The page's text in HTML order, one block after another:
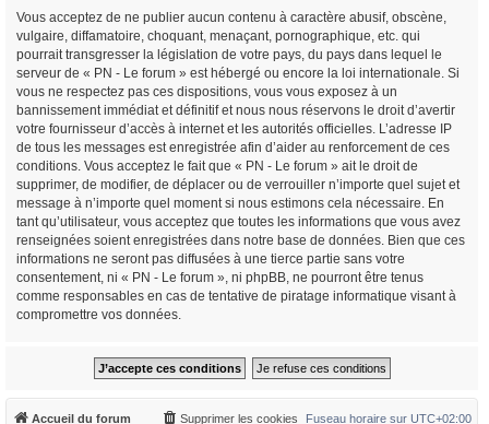
Vous acceptez de ne publier aucun contenu à caractère abusif, obscène,
vulgaire, diffamatoire, choquant, menaçant, pornographique, etc. qui
pourrait transgresser la législation de votre pays, du pays dans lequel le
serveur de « PN - Le forum » est hébergé ou encore la loi internationale. Si
vous ne respectez pas ces dispositions, vous vous exposez à un
bannissement immédiat et définitif et nous nous réservons le droit d’avertir
votre fournisseur d’accès à internet et les autorités officielles. L’adresse IP
de tous les messages est enregistrée afin d’aider au renforcement de ces
conditions. Vous acceptez le fait que « PN - Le forum » ait le droit de
supprimer, de modifier, de déplacer ou de verrouiller n’importe quel sujet et
message à n’importe quel moment si nous estimons cela nécessaire. En
tant qu’utilisateur, vous acceptez que toutes les informations que vous avez
renseignées soient enregistrées dans notre base de données. Bien que ces
informations ne seront pas diffusées à une tierce partie sans votre
consentement, ni « PN - Le forum », ni phpBB, ne pourront être tenus
comme responsables en cas de tentative de piratage informatique visant à
compromettre vos données.
Accueil du forum Fuseau horaire sur UTC+02:00
Supprimer les cookies